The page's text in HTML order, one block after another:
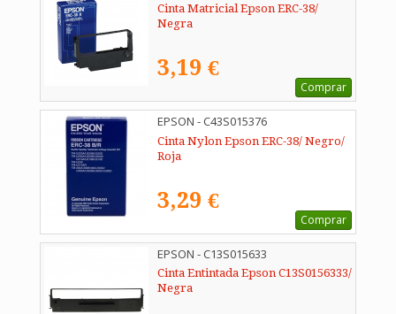
Cinta Matricial Epson ERC-38/
Negra
3,19 €
Comprar
EPSON - C43S015376
Cinta Nylon Epson ERC-38/ Negro/
Roja
3,29 €
Comprar
EPSON - C13S015633
Cinta Entintada Epson C13S0156333/
Negra